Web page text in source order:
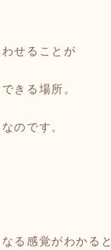
せることが
きる場所。
のです。
る感覚がわかると